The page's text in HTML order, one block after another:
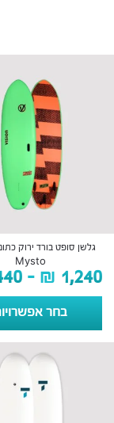
Mysto
₪ 1,240
–
בחר